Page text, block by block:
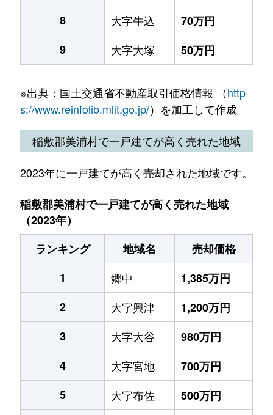
8
大字牛込
70万円
9
大字大塚 50万円
※出典：国土交通省不動産取引価格情報 （http
s://www.reinfolib.mlit.go.jp/）を加工して作成
稲敷郡美浦村で一戸建てが高く売れた地域
2023年に一戸建てが高く売却された地域です。
稲敷郡美浦村で一戸建てが高く売れた地域
（2023年）
ランキング
地域名
売却価格
1
郷中
1,385万円
2
大字興津
1,200万円
3
大字大谷
980万円
4
大字宮地
700万円
5
大字布佐
500万円